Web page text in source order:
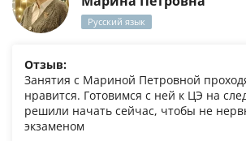
Русский язык
Отзыв:
Занятия с Мариной Петровной
нравится. Готовимся с ней к ЦЭ на
решили начать сейчас, чтобы не
экзаменом